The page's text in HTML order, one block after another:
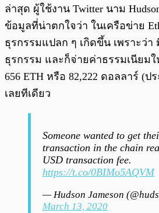
ล่าสุด ผู้ใช้งาน Twitter นาม
ข้อมูลที่น่าตกใจว่า ในเครือข่าย
ธุรกรรมแปลก ๆ เกิดขึ้น เพราะว่
ธุรกรรม และก็จ่ายค่าธรรมเนียมใ
656 ETH หรือ 82,222 ดอลลาร์ (
เลยทีเดียว
Someone wanted to get
transaction in the chain
USD transaction fee.
https://t.co/0BIMo5AQVM
— Hudson Jameson
March 13, 2020